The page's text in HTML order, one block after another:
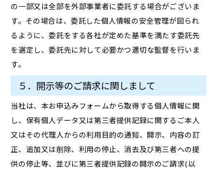
の一部又は全部を外部事業者に委託する場合がございま
す。その場合は、委託した個人情報の安全管理が図られ
るように、委託をする各社が定めた基準を満たす委託先
を選定し、委託先に対して必要かつ適切な監督を行いま
す。
５．開示等のご請求に関しまして
当社は、本お申込みフォームから取得する個人情報に関
し、保有個人データ又は第三者提供記録に関するご本人
又はその代理人からの利用目的の通知、開示、内容の訂
正、追加又は削除、利用の停止、消去及び第三者への提
供の停止等、並びに第三者提供記録の開示のご請求(以